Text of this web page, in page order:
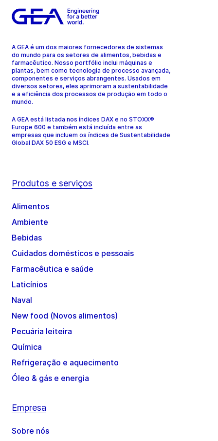
A GEA é um dos maiores fornecedores de sistemas
do mundo para os setores de alimentos, bebidas e
farmacêutico. Nosso portfólio inclui máquinas e
plantas, bem como tecnologia de processo avançada,
componentes e serviços abrangentes. Usados em
diversos setores, eles aprimoram a sustentabilidade
e a eficiência dos processos de produção em todo o
mundo.
A GEA está listada nos índices DAX e no STOXX®
Europe 600 e também está incluída entre as
empresas que incluem os índices de Sustentabilidade
Global DAX 50 ESG e MSCI.
Produtos e serviços
Alimentos
Ambiente
Bebidas
Cuidados domésticos e pessoais
Farmacêutica e saúde
Laticínios
Naval
New food (Novos alimentos)
Pecuária leiteira
Química
Refrigeração e aquecimento
Óleo & gás e energia
Empresa
Sobre nós